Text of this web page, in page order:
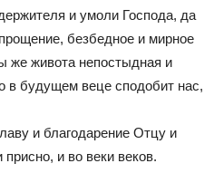
и умоли Господа, да
безбедное и мирное
же живота непостыдная и
в будущем веце сподобит нас,
и благодарение Отцу и
и во веки веков.